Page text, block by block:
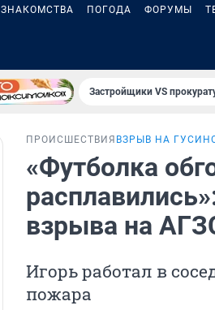
ЗНАКОМСТВА ПОГОДА ФОРУМЫ
Застройщики VS
ПРОИСШЕСТВИЯ ВЗРЫВ НА
«Футболка
взрыва на
Игорь работал в
пожара